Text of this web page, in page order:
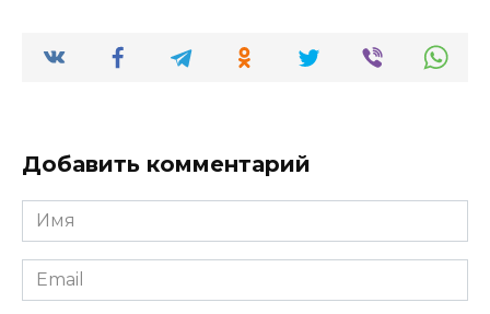
Добавить комментарий
Имя
*
Email
*